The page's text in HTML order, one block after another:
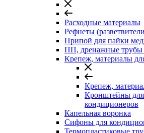
Расходные материалы
Рефнеты
Припой для пайки
ПП, дренажные трубы
Крепеж, материалы
Крепеж,
Кронштейны
кондиционеров
Капельная воронка
Сифоны для
Термопластиковые